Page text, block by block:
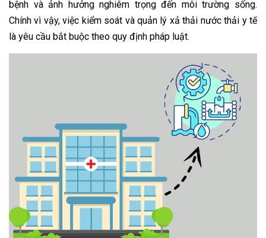
bệnh và ảnh hưởng nghiêm trọng đến môi trường sống.
Chính vì vậy, việc kiểm soát và quản lý xả thải nước thải y tế
là yêu cầu bắt buộc theo quy định pháp luật.